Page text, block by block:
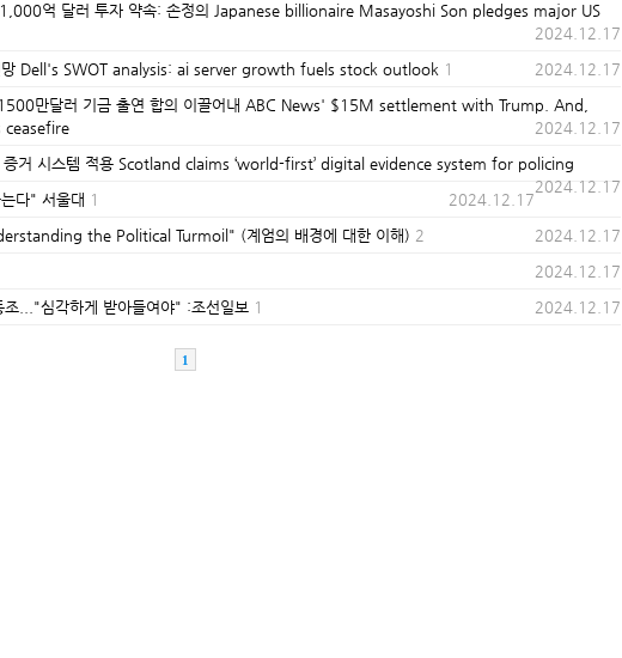
1,000억 달러 투자 약속: 손정의 Japanese billionaire Masayoshi Son pledges major US
2024.12.17
망 Dell's SWOT analysis: ai server growth fuels stock outlook 1
2024.12.17
1500만달러 기금 출연 합의 이끌어내 ABC News' $15M settlement with Trump. And,
2024.12.17
증거 시스템 적용 Scotland claims ‘world-first’ digital evidence system for policing
2024.12.17
다" 서울대 1
2024.12.17
the Political Turmoil" (계엄의 배경에 대한 이해) 2
2024.12.17
2024.12.17
..."심각하게 받아들여야" :조선일보 1 2024.12.17
1